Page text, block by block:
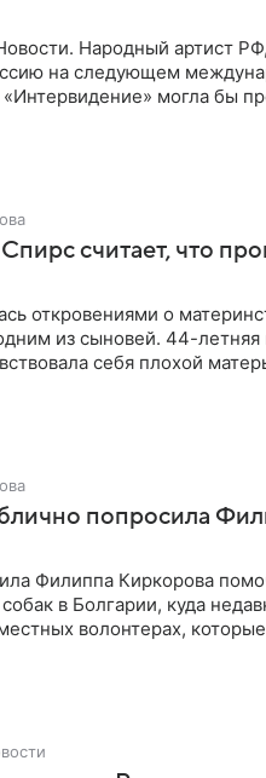
Народный артист
на следующем
могла бы
считает, что
откровениями о
из сыновей. 44-летняя
себя плохой
попросила
Филиппа Киркорова
в Болгарии, куда
волонтерах,